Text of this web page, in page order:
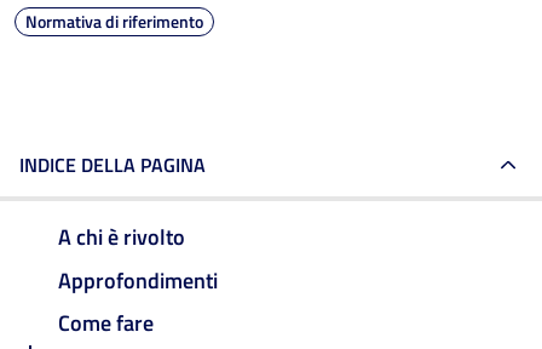
Normativa di riferimento
INDICE DELLA PAGINA
A chi è rivolto
Approfondimenti
Come fare